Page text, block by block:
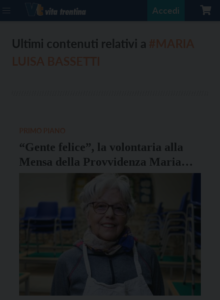
Accedi
Ultimi contenuti relativi a
“Gente felice”, la volontaria alla
Mensa della Provvidenza Maria
Luisa: “I benefici del volontariato
sono enormi”